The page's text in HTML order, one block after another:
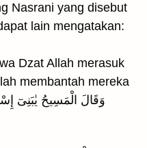
Nasrani yang disebut
lain mengatakan:
Dzat Allah merasuk
membantah mereka